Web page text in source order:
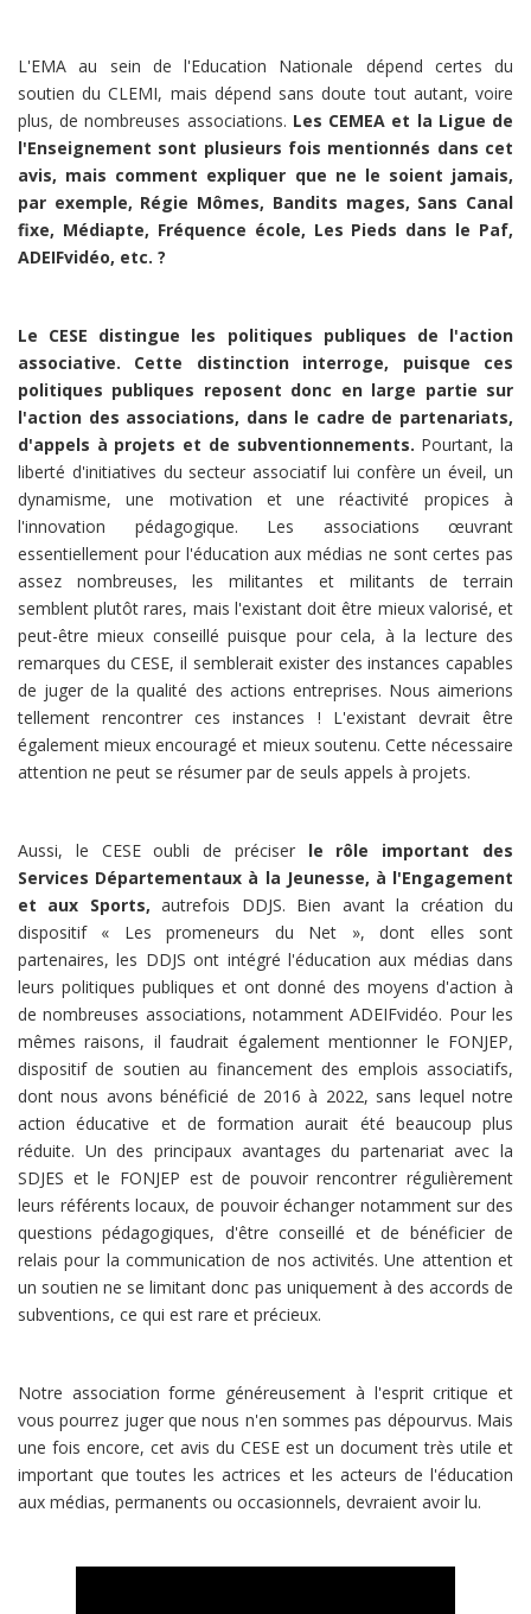
L'EMA au sein de l'Education Nationale dépend certes du
soutien du CLEMI, mais dépend sans doute tout autant, voire
plus, de nombreuses associations. Les CEMEA et la Ligue de
l'Enseignement sont plusieurs fois mentionnés dans cet
avis, mais comment expliquer que ne le soient jamais,
par exemple, Régie Mômes, Bandits mages, Sans Canal
fixe, Médiapte, Fréquence école, Les Pieds dans le Paf,
ADEIFvidéo, etc. ?
Le CESE distingue les politiques publiques de l'action
associative. Cette distinction interroge, puisque ces
politiques publiques reposent donc en large partie sur
l'action des associations, dans le cadre de partenariats,
d'appels à projets et de subventionnements. Pourtant, la
liberté d'initiatives du secteur associatif lui confère un éveil, un
dynamisme, une motivation et une réactivité propices à
l'innovation pédagogique. Les associations œuvrant
essentiellement pour l'éducation aux médias ne sont certes pas
assez nombreuses, les militantes et militants de terrain
semblent plutôt rares, mais l'existant doit être mieux valorisé, et
peut-être mieux conseillé puisque pour cela, à la lecture des
remarques du CESE, il semblerait exister des instances capables
de juger de la qualité des actions entreprises. Nous aimerions
tellement rencontrer ces instances ! L'existant devrait être
également mieux encouragé et mieux soutenu. Cette nécessaire
attention ne peut se résumer par de seuls appels à projets.
Aussi, le CESE oubli de préciser le rôle important des
Services Départementaux à la Jeunesse, à l'Engagement
et aux Sports, autrefois DDJS. Bien avant la création du
dispositif « Les promeneurs du Net », dont elles sont
partenaires, les DDJS ont intégré l'éducation aux médias dans
leurs politiques publiques et ont donné des moyens d'action à
de nombreuses associations, notamment ADEIFvidéo. Pour les
mêmes raisons, il faudrait également mentionner le FONJEP,
dispositif de soutien au financement des emplois associatifs,
dont nous avons bénéficié de 2016 à 2022, sans lequel notre
action éducative et de formation aurait été beaucoup plus
réduite. Un des principaux avantages du partenariat avec la
SDJES et le FONJEP est de pouvoir rencontrer régulièrement
leurs référents locaux, de pouvoir échanger notamment sur des
questions pédagogiques, d'être conseillé et de bénéficier de
relais pour la communication de nos activités. Une attention et
un soutien ne se limitant donc pas uniquement à des accords de
subventions, ce qui est rare et précieux.
Notre association forme généreusement à l'esprit critique et
vous pourrez juger que nous n'en sommes pas dépourvus. Mais
une fois encore, cet avis du CESE est un document très utile et
important que toutes les actrices et les acteurs de l'éducation
aux médias, permanents ou occasionnels, devraient avoir lu.